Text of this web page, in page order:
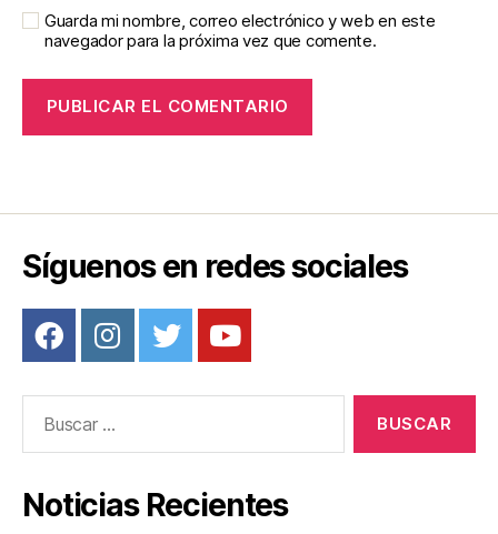
Guarda mi nombre, correo electrónico y web en este
navegador para la próxima vez que comente.
Síguenos en redes sociales
Noticias Recientes